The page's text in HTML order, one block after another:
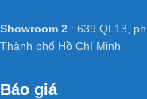
Showroom 2 : 639 QL13,
Thành phố Hồ Chí Minh
Báo giá